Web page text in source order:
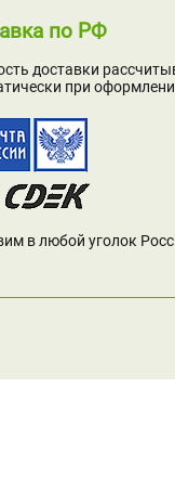
по РФ
доставки
при
в любой уголок